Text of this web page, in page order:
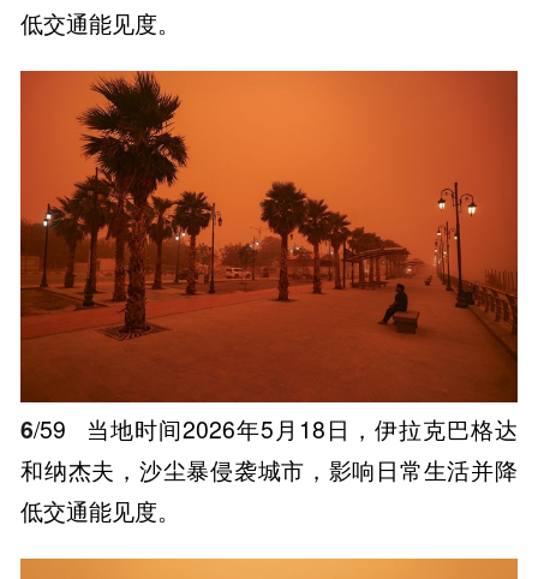
低交通能见度。
6/59
当地时间2026年5月18日，伊拉克巴格达
和纳杰夫，沙尘暴侵袭城市，影响日常生活并降
低交通能见度。